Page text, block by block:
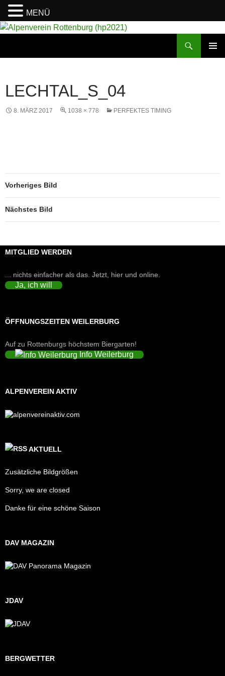
LECHTAL_S_04
8. MÄRZ 2017 1038 × 778 PERFEKTES TIMING
Vorheriges Bild
Nächstes Bild
MITGLIED WERDEN
... nichts einfacher als das. Jetzt, hier und online.
Ja, ich will
ÖFFNUNGSZEITEN WEILERBURG
Auf zu Rottenburgs höchstem Biergarten!
Info Weilerburg
ALPENVEREIN AKTIV
AKTUELL
Zusätzliche Bildgrößen
Sorry, we are closed
Danke für eine schöne Saison
DAV MAGAZIN
JDAV
BERGWETTER
MENÜ